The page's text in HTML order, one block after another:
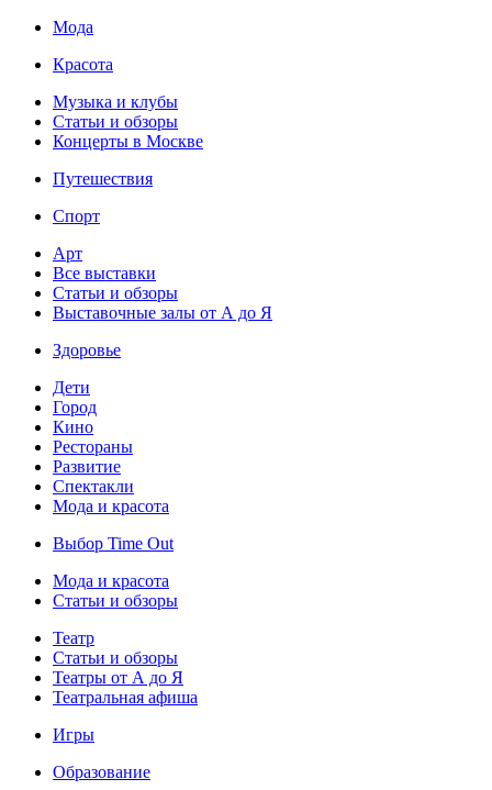
Мода
Красота
Музыка и клубы
Статьи и обзоры
Концерты в Москве
Путешествия
Спорт
Арт
Все выставки
Статьи и обзоры
Выставочные залы от А до Я
Здоровье
Дети
Город
Кино
Рестораны
Развитие
Спектакли
Мода и красота
Выбор Time Out
Мода и красота
Статьи и обзоры
Театр
Статьи и обзоры
Театры от А до Я
Театральная афиша
Игры
Образование